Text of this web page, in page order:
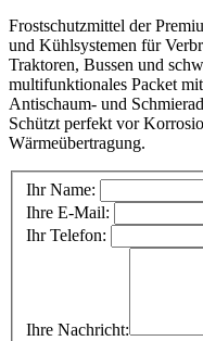
Frostschutzmittel der
und Kühlsystemen für
Traktoren, Bussen und
multifunktionales Packet
Antischaum- und
Schützt perfekt vor
Wärmeübertragung.
Ihr Name:
Ihre E-Mail:
Ihr Telefon:
Ihre Nachricht: